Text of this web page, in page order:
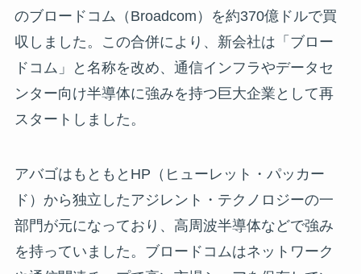
のブロードコム（Broadcom）を約370億ドルで買
収しました。この合併により、新会社は「ブロー
ドコム」と名称を改め、通信インフラやデータセ
ンター向け半導体に強みを持つ巨大企業として再
スタートしました。
アバゴはもともとHP（ヒューレット・パッカー
ド）から独立したアジレント・テクノロジーの一
部門が元になっており、高周波半導体などで強み
を持っていました。ブロードコムはネットワーク